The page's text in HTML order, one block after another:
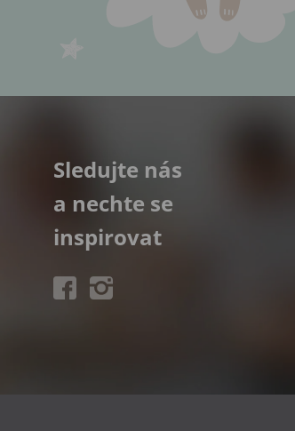
Sledujte nás
a nechte se
inspirovat